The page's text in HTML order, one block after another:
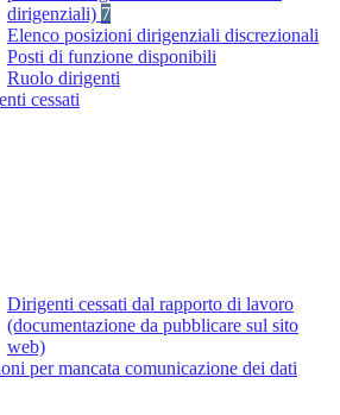
dirigenziali) 7
Elenco posizioni dirigenziali discrezionali
Posti di funzione disponibili
Ruolo dirigenti
cessati
Dirigenti cessati dal rapporto di lavoro
(documentazione da pubblicare sul sito
web)
per mancata comunicazione dei dati